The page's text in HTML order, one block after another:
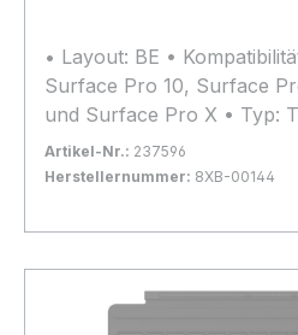
• Layout: BE •
Surface Pro 10, Surface
und Surface Pro X • Typ:
Schutzhülle
Artikel-Nr.: 237596
Herstellernummer: 8XB-00144
In den Warenkorb